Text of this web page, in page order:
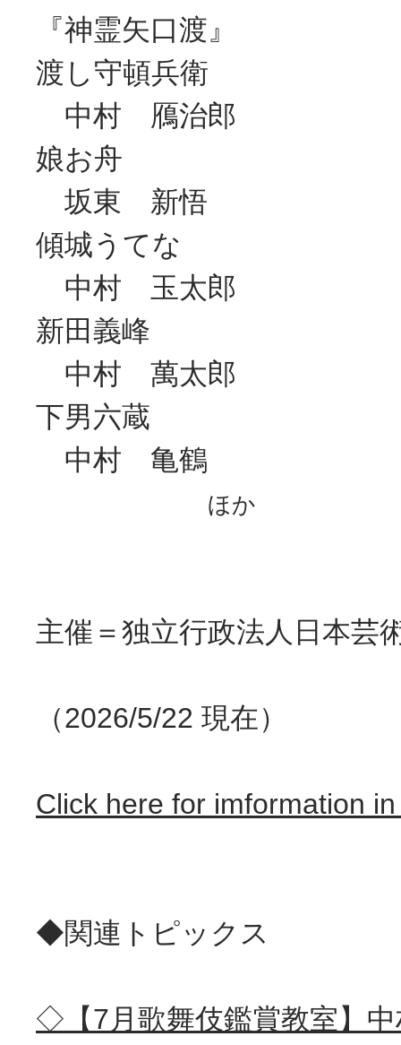
『神霊矢口渡』
渡し守頓兵衛
中村 鴈治郎
娘お舟
坂東 新悟
傾城うてな
中村 玉太郎
新田義峰
中村 萬太郎
下男六蔵
中村 亀鶴
ほか
主催＝独立行政法人日本芸
（2026/5/22 現在）
Click here for imformation
◆関連トピックス
◇【7月歌舞伎鑑賞教室】